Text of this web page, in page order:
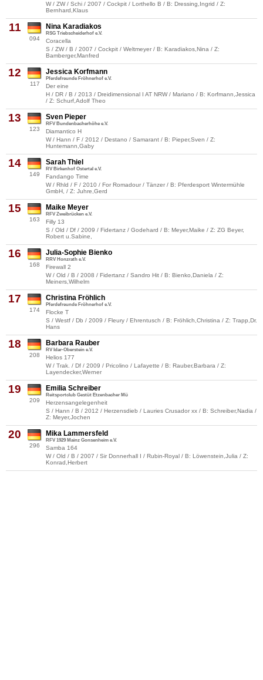
W / ZW / Schi / 2007 / Cockpit / Lorthello B / B: Dressing,Ingrid / Z:
Bernhard,Klaus
11
094
Nina Karadiakos
RSG Triebscheiderhof e.V.
Coracella
S / ZW / B / 2007 / Cockpit / Weltmeyer / B: Karadiakos,Nina / Z:
Bamberger,Manfred
12
117
Jessica Korfmann
Pferdefreunde Fröhnerhof e.V.
Der eine
H / DR / B / 2013 / Dreidimensional I AT NRW / Mariano / B: Korfmann,Jessica
/ Z: Schurf,Adolf Theo
13
123
Sven Pieper
RFV Bundenbacherhöhe e.V.
Diamantico H
W / Hann / F / 2012 / Destano / Samarant / B: Pieper,Sven / Z:
Huntemann,Gaby
14
149
Sarah Thiel
RV Birkenhof Ostertal e.V.
Fandango Time
W / Rhld / F / 2010 / For Romadour / Tänzer / B: Pferdesport Wintermühle
GmbH, / Z: Juhre,Gerd
15
163
Maike Meyer
RFV Zweibrücken e.V.
Filly 13
S / Old / Df / 2009 / Fidertanz / Godehard / B: Meyer,Maike / Z: ZG Beyer,
Robert u.Sabine,
16
168
Julia-Sophie Bienko
RRV Honzrath e.V.
Firewall 2
W / Old / B / 2008 / Fidertanz / Sandro Hit / B: Bienko,Daniela / Z:
Meiners,Wilhelm
17
174
Christina Fröhlich
Pferdefreunde Fröhnerhof e.V.
Flocke T
S / Westf / Db / 2009 / Fleury / Ehrentusch / B: Fröhlich,Christina / Z: Trapp,Dr.
Hans
18
208
Barbara Rauber
RV Idar-Oberstein e.V.
Helios 177
W / Trak. / Df / 2009 / Pricolino / Lafayette / B: Rauber,Barbara / Z:
Layendecker,Werner
19
209
Emilia Schreiber
Reitsportclub Gestüt Etzenbacher Mü
Herzensangelegenheit
S / Hann / B / 2012 / Herzensdieb / Lauries Crusador xx / B: Schreiber,Nadia /
Z: Meyer,Jochen
20
296
Mika Lammersfeld
RFV 1929 Mainz Gonsenheim e.V.
Samba 164
W / Old / B / 2007 / Sir Donnerhall I / Rubin-Royal / B: Löwenstein,Julia / Z:
Konrad,Herbert